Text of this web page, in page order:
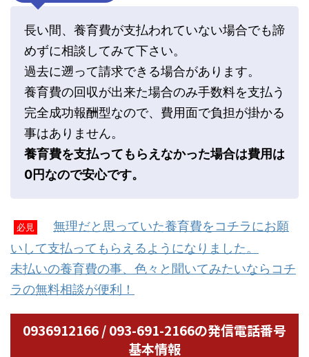
長い間、養育費が支払われていない場合でも諦
めずに相談してみて下さい。
過去に遡って請求できる場合があります。
養育費の回収が出来た場合のみ手数料を支払う
完全成功報酬型なので、費用面で負担が掛かる
事はありません。
養育費を支払ってもらえなかった場合は費用は
0円なので安心です。
必見
無理だと思っていた養育費をコチラにお願
いして支払ってもらえるようになりました。
未払いの養育費の事、色々と聞いてみたいならコチ
ラの無料相談が便利！
0936912166 / 093-691-2166の発信電話番号
基本情報